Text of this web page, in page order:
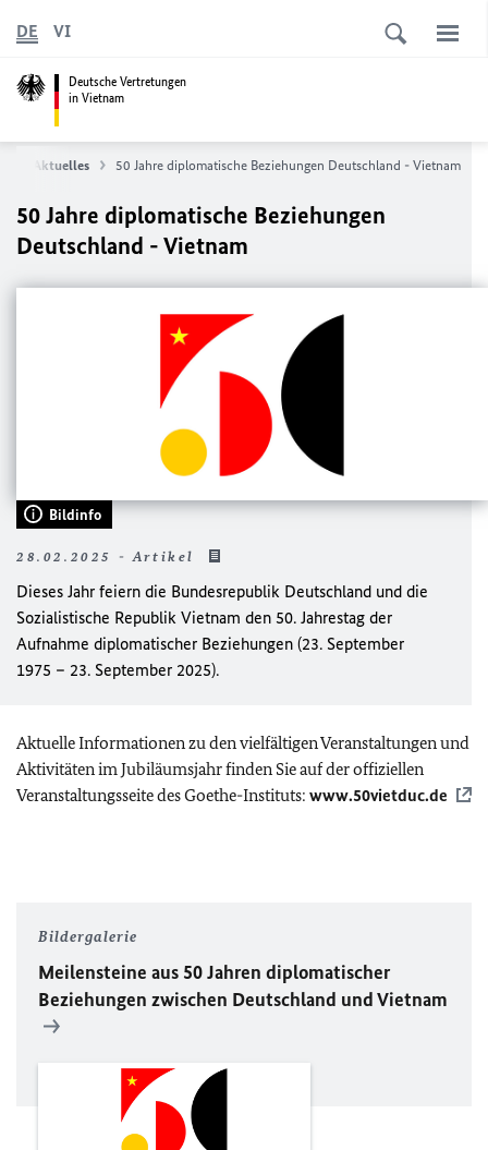
Deutsche Vertretungen
in Vietnam
DE VI
Aktuelles 50 Jahre diplomatische Beziehungen Deutschland - Vietnam
50 Jahre diplomatische Beziehungen
Deutschland - Vietnam
Bildinfo
28.02.2025 - Artikel
Dieses Jahr feiern die Bundesrepublik Deutschland und die
Sozialistische Republik Vietnam den 50. Jahrestag der
Aufnahme diplomatischer Beziehungen (23. September
1975 – 23. September 2025).
Aktuelle Informationen zu den vielfältigen Veranstaltungen und
Aktivitäten im Jubiläumsjahr finden Sie auf der offiziellen
Veranstaltungsseite des Goethe-Instituts: www.50vietduc.de
Bildergalerie
Meilensteine aus 50 Jahren diplomatischer
Beziehungen zwischen Deutschland und Vietnam